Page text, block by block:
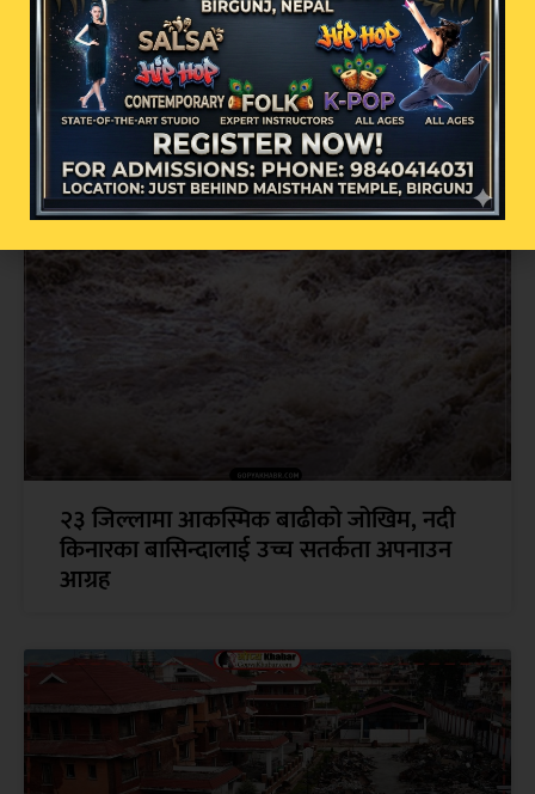
धर्तीको भू-स्वर्ग बाजुराको बडी मालिकामा भदौ १
गतेबाट पूजा आरम्भ हुने
२३ जिल्लामा आकस्मिक बाढीको जोखिम, नदी
किनारका बासिन्दालाई उच्च सतर्कता अपनाउन
आग्रह